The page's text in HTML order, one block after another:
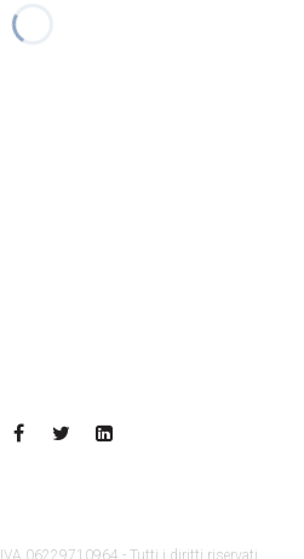
06229710964 - Tutti i diritti riservati